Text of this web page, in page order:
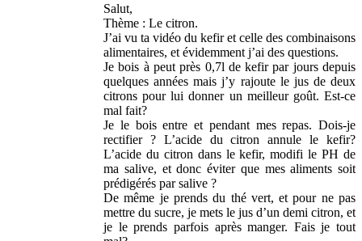
Salut,
Thème : Le citron.
J’ai vu ta vidéo du kefir et celle des combinaisons
alimentaires, et évidemment j’ai des questions.
Je bois à peut près 0,7l de kefir par jours depuis
quelques années mais j’y rajoute le jus de deux
citrons pour lui donner un meilleur goût. Est-ce
mal fait?
Je le bois entre et pendant mes repas. Dois-je
rectifier ? L’acide du citron annule le kefir?
L’acide du citron dans le kefir, modifi le PH de
ma salive, et donc éviter que mes aliments soit
prédigérés par salive ?
De même je prends du thé vert, et pour ne pas
mettre du sucre, je mets le jus d’un demi citron, et
je le prends parfois après manger. Fais je tout